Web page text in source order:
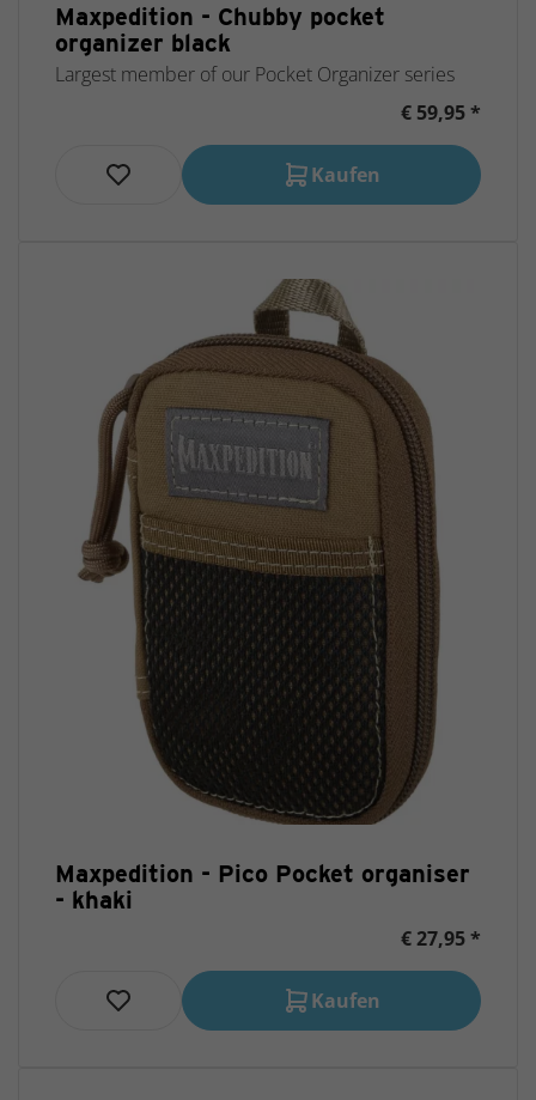
Maxpedition - Chubby pocket
organizer black
Largest member of our Pocket Organizer series
€ 59,95 *
Kaufen
Maxpedition - Pico Pocket organiser
- khaki
€ 27,95 *
Kaufen